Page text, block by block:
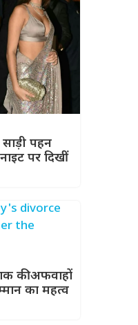
साड़ी पहन
पर दिखीं
की अफवाहों
का महत्व